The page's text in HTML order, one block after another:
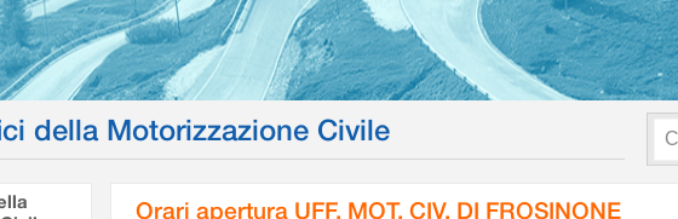
della Motorizzazione Civile
Orari apertura UFF. MOT. CIV. DI FROSINONE